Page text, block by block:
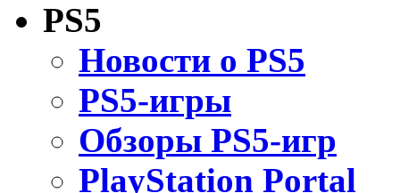
PS5
Новости о PS5
PS5-игры
Обзоры PS5-игр
PlayStation Portal